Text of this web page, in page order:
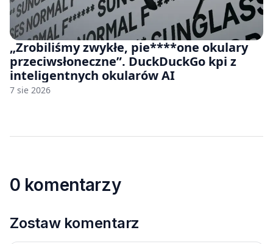
„Zrobiliśmy zwykłe, pie****one okulary
przeciwsłoneczne”. DuckDuckGo kpi z
inteligentnych okularów AI
7 sie 2026
0 komentarzy
Zostaw komentarz